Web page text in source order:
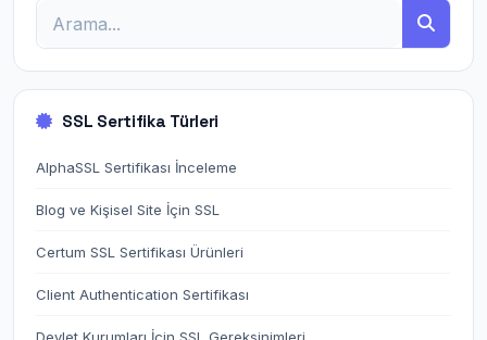
SSL Sertifika Türleri
AlphaSSL Sertifikası İnceleme
Blog ve Kişisel Site İçin SSL
Certum SSL Sertifikası Ürünleri
Client Authentication Sertifikası